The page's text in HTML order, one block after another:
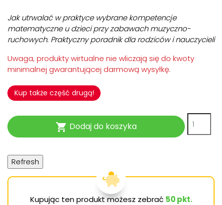
Jak utrwalać w praktyce wybrane kompetencje
matematyczne u dzieci przy zabawach muzyczno-
ruchowych. Praktyczny poradnik dla rodziców i nauczycieli
Uwaga, produkty wirtualne nie wliczają się do kwoty
minimalnej gwarantującej darmową wysyłkę.
Kup także część drugą!
 Dodaj do koszyka
Kupując ten produkt możesz zebrać 50pkt.